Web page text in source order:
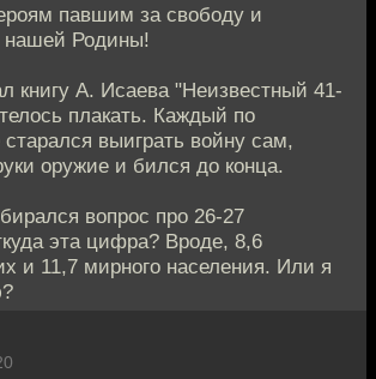
павшим за свободу и
нашей Родины!
книгу А. Исаева "Неизвестный 41-
плакать. Каждый по
старался выиграть войну сам,
оружие и бился до конца.
вопрос про 26-27
эта цифра? Вроде, 8,6
и 11,7 мирного населения. Или я